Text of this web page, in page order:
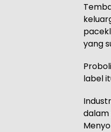
yang
label
dalam